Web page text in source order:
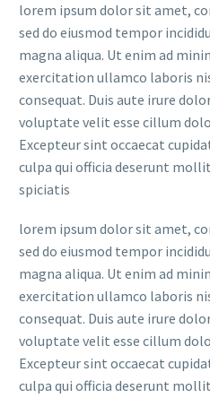
lorem ipsum dolor sit amet,
sed do eiusmod tempor
magna aliqua. Ut enim ad
exercitation ullamco laboris
consequat. Duis aute irure
voluptate velit esse cillum
Excepteur sint occaecat
culpa qui officia deserunt
spiciatis
lorem ipsum dolor sit amet,
sed do eiusmod tempor
magna aliqua. Ut enim ad
exercitation ullamco laboris
consequat. Duis aute irure
voluptate velit esse cillum
Excepteur sint occaecat
culpa qui officia deserunt